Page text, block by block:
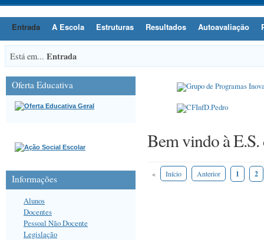
Entrada A Escola Estruturas Resultados Autoavaliação
Está em... Entrada
Bem vindo à
« Início Anterior 1 2
Oferta Educativa
Informações
Alunos
Docentes
Pessoal Não Docente
Legislação